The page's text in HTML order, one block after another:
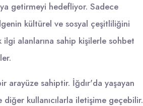
getirmeyi hedefliyor. Sadece
kültürel ve sosyal çeşitliliğini
alanlarına sahip kişilerle sohbet
arayüze sahiptir. İğdır'da yaşayan
kullanıcılarla iletişime geçebilir.